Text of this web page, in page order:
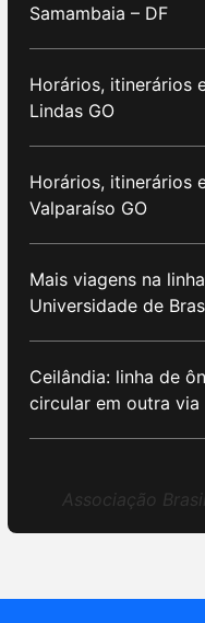
Samambaia – DF
Horários, itinerários
Lindas GO
Horários, itinerários
Valparaíso GO
Mais viagens na
Universidade de
Ceilândia: linha de
circular em outra via
Associação